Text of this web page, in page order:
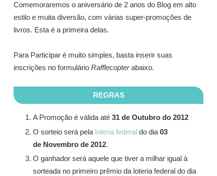
Comemoraremos o aniversário de 2 anos do Blog em alto
estilo e muita diversão, com várias super-promoções de
livros. Esta é a primeira delas.
Para Participar é muito simples, basta inserir suas
inscrições no formulário Rafflecopterabaixo.
REGRAS
A Promoção é válida até 31 de Outubro do 2012
O sorteio será pela loteria federal do dia 03
de Novembro de 2012.
O ganhador será aquele que tiver a milhar igual à
sorteada no primeiro prêmio da loteria federal do dia